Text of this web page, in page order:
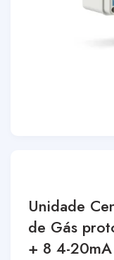
Unidade
de Gás
+ 8 4-20mA